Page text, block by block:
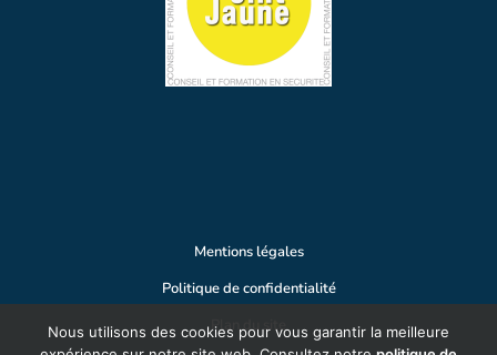
Mentions légales
Politique de confidentialité
Plan du site
Nous utilisons des cookies pour vous garantir la meilleure